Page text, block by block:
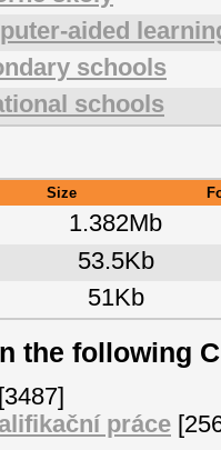
aided
schools
schools
Size
1.382Mb
53.5Kb
51Kb
the following
[3487]
práce